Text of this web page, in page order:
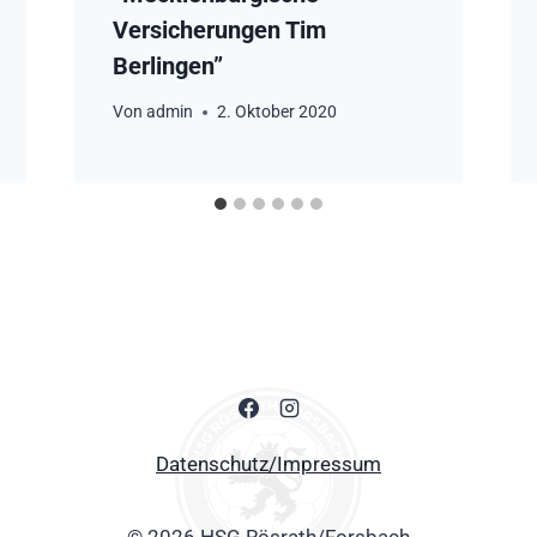
Versicherungen Tim
Berlingen”
Von admin 2. Oktober 2020
Datenschutz/Impressum